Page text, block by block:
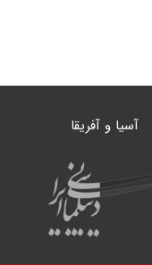
آسیا و آفریقا